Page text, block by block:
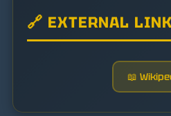
🔗 EXTERNAL
📖